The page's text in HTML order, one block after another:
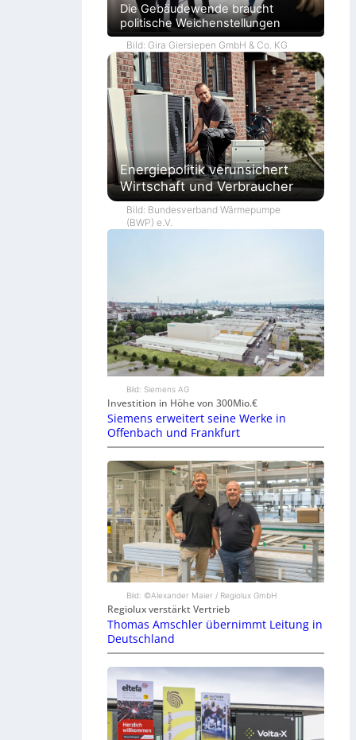
Die Gebäudewende braucht
politische Weichenstellungen
Bild: Gira Giersiepen GmbH & Co. KG
Energiepolitik verunsichert
Wirtschaft und Verbraucher
Bild: Bundesverband Wärmepumpe
(BWP) e.V.
Bild: Siemens AG
Investition in Höhe von 300Mio.€
Siemens erweitert seine Werke in
Offenbach und Frankfurt
Bild: ©Alexander Maier / Regiolux GmbH
Regiolux verstärkt Vertrieb
Thomas Amschler übernimmt Leitung in
Deutschland